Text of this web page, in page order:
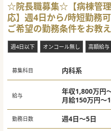
☆院長職募集☆【病棟管
応】週4日から/時短勤務
ご希望の勤務条件をお教
市]
週4日以下 オンコール無し 高額給与
募集科目 内科系
給与
年収1,800万円
月給150万円～
勤務日数 週4日～5日